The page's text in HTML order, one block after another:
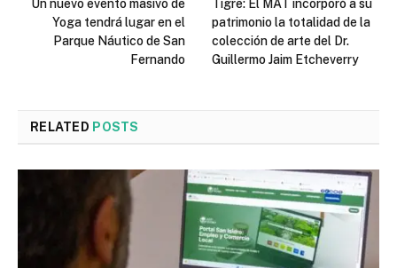
Un nuevo evento masivo de
Yoga tendrá lugar en el
Parque Náutico de San
Fernando
Tigre: El MAT incorporó a su
patrimonio la totalidad de la
colección de arte del Dr.
Guillermo Jaim Etcheverry
RELATED POSTS